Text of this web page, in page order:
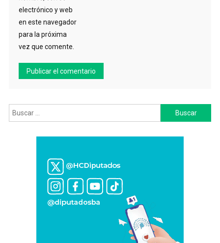
electrónico y web
en este navegador
para la próxima
vez que comente.
Buscar: